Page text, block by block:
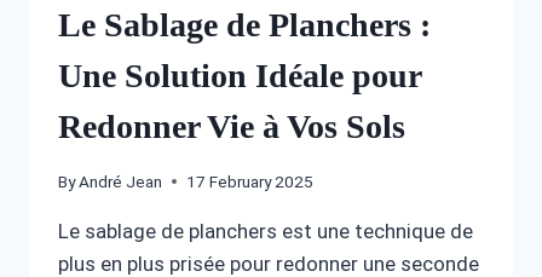
Le Sablage de Planchers :
Une Solution Idéale pour
Redonner Vie à Vos Sols
ByAndré Jean 17 February 2025
Le sablage de planchers est une technique de
plus en plus prisée pour redonner une seconde